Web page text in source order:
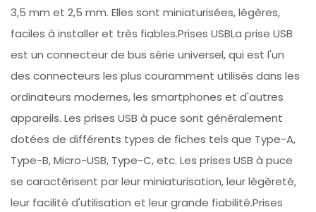
3,5 mm et 2,5 mm. Elles sont miniaturisées, légères,
faciles à installer et très fiables.Prises USBLa prise USB
est un connecteur de bus série universel, qui est l'un
des connecteurs les plus couramment utilisés dans les
ordinateurs modernes, les smartphones et d'autres
appareils. Les prises USB à puce sont généralement
dotées de différents types de fiches tels que Type-A,
Type-B, Micro-USB, Type-C, etc. Les prises USB à puce
se caractérisent par leur miniaturisation, leur légèreté,
leur facilité d'utilisation et leur grande fiabilité.Prises